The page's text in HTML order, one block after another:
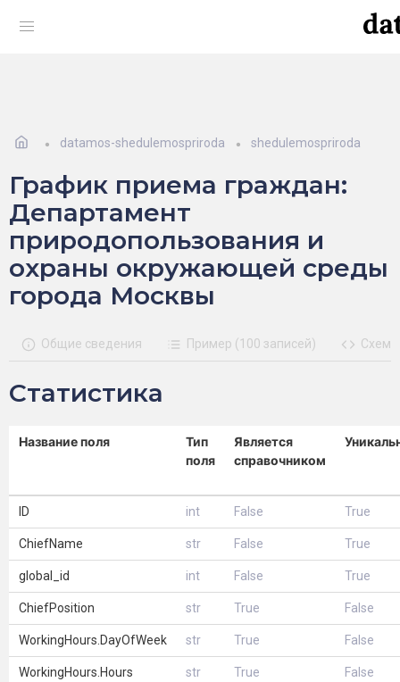
datamos-shedulemospriroda shedulemospriroda
График приема граждан:
Департамент
природопользования и
охраны окружающей среды
города Москвы
Общие сведения Пример (100 записей) Схема
Статистика
Название поля
Тип
поля
Является
справочником
ID int False True
ChiefName str False True
global_id int False True
ChiefPosition str True False
WorkingHours.DayOfWeek str True False
WorkingHours.Hours str True False